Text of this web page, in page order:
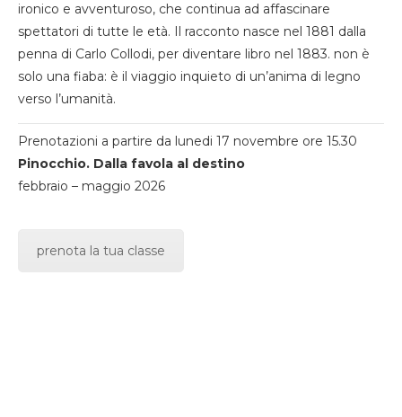
ironico e avventuroso, che continua ad affascinare
spettatori di tutte le età. Il racconto nasce nel 1881 dalla
penna di Carlo Collodi, per diventare libro nel 1883. non è
solo una fiaba: è il viaggio inquieto di un’anima di legno
verso l’umanità.
Prenotazioni a partire da lunedi 17 novembre ore 15.30
Pinocchio. Dalla favola al destino
febbraio – maggio 2026
prenota la tua classe